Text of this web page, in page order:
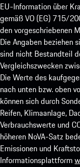
EU-Information über
gemäß VO (EG) 715/
den vorgeschriebenen
Die Angaben beziehen
sind nicht Bestandteil
Vergleichszwecken
Die Werte des
nach unten bzw. oben
können sich durch
Reifen, Klimaanlage,
Verbrauchswerte und
höheren NoVA-Satz
Emissionen und
Informationsplattform